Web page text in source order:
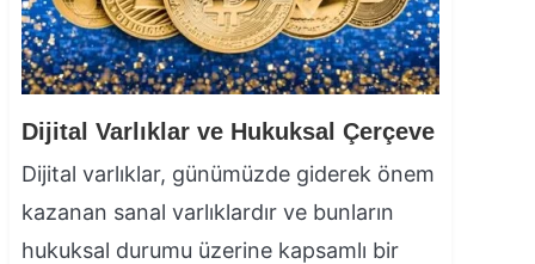
Dijital Varlıklar ve Hukuksal Çerçeve
Dijital varlıklar, günümüzde giderek önem
kazanan sanal varlıklardır ve bunların
hukuksal durumu üzerine kapsamlı bir